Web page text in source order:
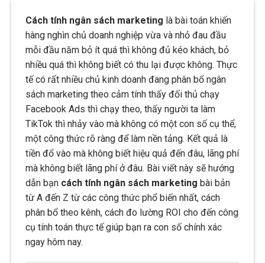
Cách tính ngân sách marketing là bài toán khiến
hàng nghìn chủ doanh nghiệp vừa và nhỏ đau đầu
mỗi đầu năm bỏ ít quá thì không đủ kéo khách, bỏ
nhiều quá thì không biết có thu lại được không. Thực
tế có rất nhiều chủ kinh doanh đang phân bổ ngân
sách marketing theo cảm tính thấy đối thủ chạy
Facebook Ads thì chạy theo, thấy người ta làm
TikTok thì nhảy vào mà không có một con số cụ thể,
một công thức rõ ràng để làm nền tảng. Kết quả là
tiền đổ vào mà không biết hiệu quả đến đâu, lãng phí
mà không biết lãng phí ở đâu. Bài viết này sẽ hướng
dẫn bạn cách tính ngân sách marketing bài bản
từ A đến Z từ các công thức phổ biến nhất, cách
phân bổ theo kênh, cách đo lường ROI cho đến công
cụ tính toán thực tế giúp bạn ra con số chính xác
ngay hôm nay.